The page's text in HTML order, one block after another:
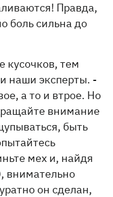
Правда,
боль сильна до
кусочков, тем
наши эксперты. -
а то и втрое. Но
внимание
быть
мех и, найдя
внимательно
он сделан,